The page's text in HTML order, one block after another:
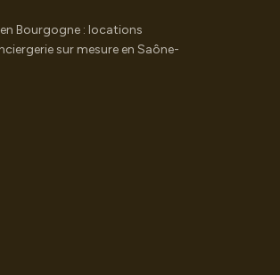
Bourgogne : locations
sur mesure en Saône-